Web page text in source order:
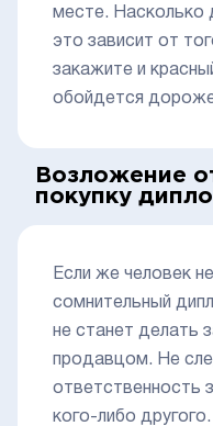
месте. Насколько
это зависит от
закажите и
обойдется
Возложение
покупку
Если же человек
сомнительный
не станет делать
продавцом. Не
ответственность
кого-либо